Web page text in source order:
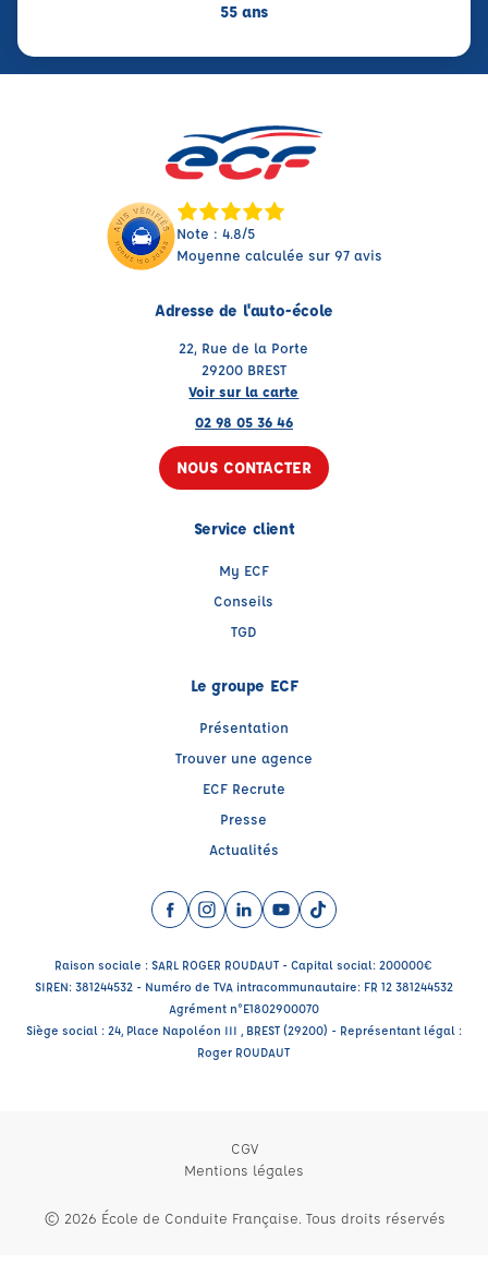
55 ans
Note : 4.8/5
Moyenne calculée sur 97 avis
Adresse de l'auto-école
22, Rue de la Porte
29200 BREST
Voir sur la carte
02 98 05 36 46
NOUS CONTACTER
Service client
My ECF
Conseils
TGD
Le groupe ECF
Présentation
Trouver une agence
ECF Recrute
Presse
Actualités
Facebook (nouvelle fenêtre)
Instagram (nouvelle fenêtre)
LinkedIn (nouvelle fenêtre)
YouTube (nouvelle fenêtre)
TikTok (nouvelle
Raison sociale : SARL ROGER ROUDAUT - Capital social: 200000€
SIREN: 381244532 - Numéro de TVA intracommunautaire: FR 12 381244532
Agrément n°E1802900070
Siège social : 24, Place Napoléon III , BREST (29200) - Représentant légal :
Roger ROUDAUT
CGV
Mentions légales
© 2026 École de Conduite Française. Tous droits réservés